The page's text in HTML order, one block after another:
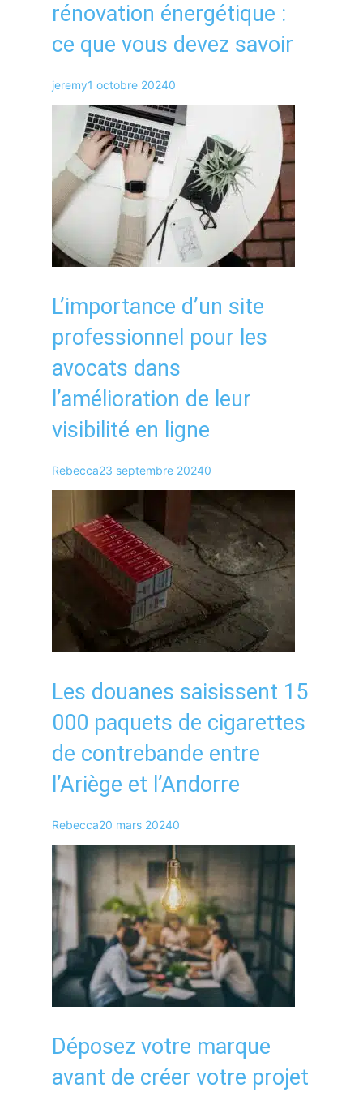
rénovation énergétique :
ce que vous devez savoir
jeremy1 octobre 20240
L’importance d’un site
professionnel pour les
avocats dans
l’amélioration de leur
visibilité en ligne
Rebecca23 septembre 20240
Les douanes saisissent 15
000 paquets de cigarettes
de contrebande entre
l’Ariège et l’Andorre
Rebecca20 mars 20240
Déposez votre marque
avant de créer votre projet